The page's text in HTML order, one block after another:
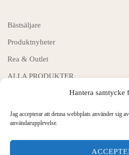
Hantera samtycke
Jag accepterar att denna webbplats använder sig
användarupplevelse.
Bästsäljare
Produktnyheter
Rea & Outlet
ALLA PRODUKTER
© Garnbutik.se 2026